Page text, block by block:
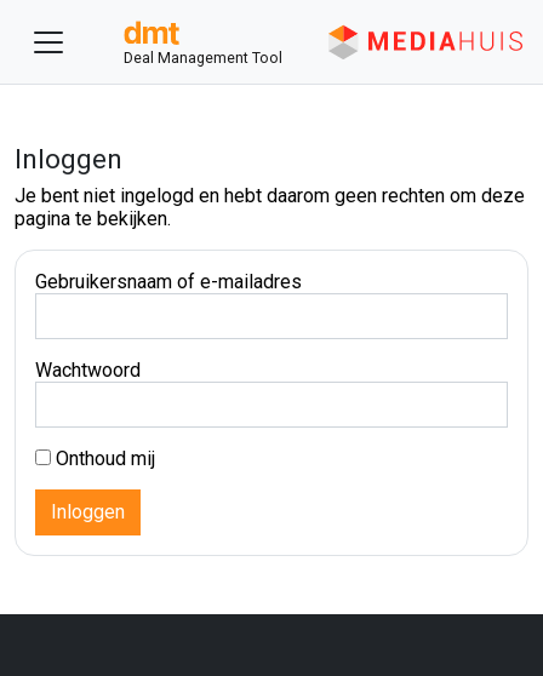
Deal Management Tool
Inloggen
Je bent niet ingelogd en hebt daarom geen rechten om deze
pagina te bekijken.
Gebruikersnaam of e-mailadres
Wachtwoord
Onthoud mij